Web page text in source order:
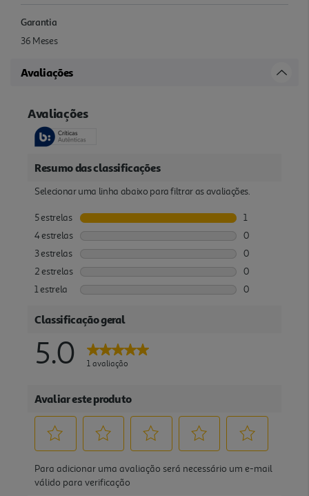
Garantia
36 Meses
Avaliações